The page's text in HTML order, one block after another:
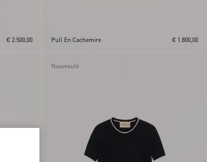
€ 2.500,00 Pull En Cachemire € 1.800,00
Nouveauté